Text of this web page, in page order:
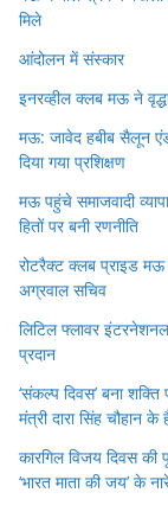
मिले
आंदोलन में संस्कार
इनरव्हील क्लब मऊ ने
मऊ: जावेद हबीब सैलून
दिया गया प्रशिक्षण
मऊ पहुंचे समाजवादी
हितों पर बनी रणनीति
रोटरैक्ट क्लब प्राइड मऊ
अग्रवाल सचिव
लिटिल फ्लावर
प्रदान
‘संकल्प दिवस’ बना
मंत्री दारा सिंह चौहान
कारगिल विजय दिवस की
‘भारत माता की जय’ के